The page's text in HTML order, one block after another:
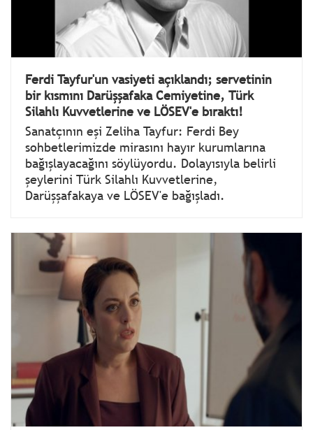
Ferdi Tayfur'un vasiyeti açıklandı; servetinin
bir kısmını Darüşşafaka Cemiyetine, Türk
Silahlı Kuvvetlerine ve LÖSEV'e bıraktı!
Sanatçının eşi Zeliha Tayfur: Ferdi Bey
sohbetlerimizde mirasını hayır kurumlarına
bağışlayacağını söylüyordu. Dolayısıyla belirli
şeylerini Türk Silahlı Kuvvetlerine,
Darüşşafakaya ve LÖSEV'e bağışladı.